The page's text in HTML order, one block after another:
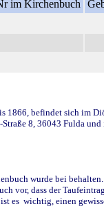
im Kirchenbuch
1866, befindet sich im
8, 36043 Fulda
wurde bei
vor, dass der
es wichtig, einen